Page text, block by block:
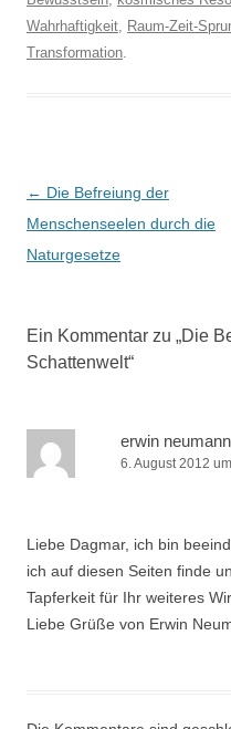
Wahrhaftigkeit, Raum-Zeit-
Transformation.
Beitragsnavigation
← Die Befreiung der
Menschenseelen durch die
Naturgesetze
Ein Kommentar zu „Die
Schattenwelt“
erwin neumann
6. August 2012
Liebe Dagmar, ich bin
ich auf diesen Seiten finde
Tapferkeit für Ihr weiteres
Liebe Grüße von Erwin